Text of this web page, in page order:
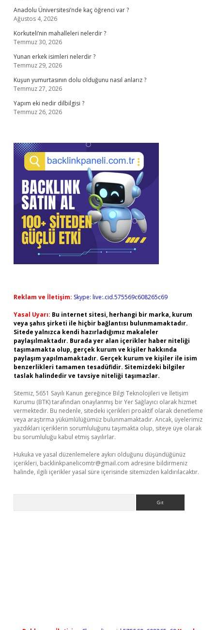
Anadolu Üniversitesi’nde kaç öğrenci var ?
Ağustos 4, 2026
Korkuteli’nin mahalleleri nelerdir ?
Temmuz 30, 2026
Yunan erkek isimleri nelerdir ?
Temmuz 29, 2026
Kuşun yumurtasının dolu olduğunu nasıl anlarız ?
Temmuz 27, 2026
Yapım eki nedir dilbilgisi ?
Temmuz 26, 2026
Reklam ve İletişim: Skype: live:.cid.575569c608265c69
Yasal Uyarı: Bu internet sitesi, herhangi bir marka, kurum
veya şahıs şirketi ile hiçbir bağlantısı bulunmamaktadır.
Sitede yalnızca kendi hazırladığımız makaleler
paylaşılmaktadır. Burada yer alan içerikler haber niteliği
taşımamakta olup, gerçek kurum ve kişiler hakkında
paylaşım yapılmamaktadır. Gerçek kurum ve kişiler ile isim
benzerlikleri tamamen tesadüfidir. Sitemizdeki bilgiler
taslak halindedir ve tavsiye niteliği taşımazlar.
Sitemiz, 5651 Sayılı Kanun gereğince Bilgi Teknolojileri ve İletişim
Kurumu (BTK) tarafından onaylanmış bir Yer Sağlayıcı olarak hizmet
vermektedir. Bu nedenle, sitedeki içerikleri proaktif olarak denetleme
veya araştırma yükümlülüğümüz bulunmamaktadır. Ancak, üyelerimiz
yazdıkları içeriklerin sorumluluğunu taşımakta olup, siteye üye olarak
bu sorumluluğu kabul etmiş sayılırlar.
Hukuka ve yasal düzenlemelere aykırı olduğunu düşündüğünüz
içerikleri, backlinkpanelicomtr@gmail.com adresine bildirmeniz
halinde, ilgili içerikler yasal süre içerisinde sitemizden kaldırılacaktır.